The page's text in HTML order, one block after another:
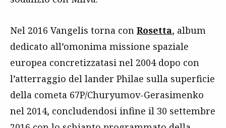
Nel 2016 Vangelis torna con Rosetta, album
dedicato all’omonima missione spaziale
europea concretizzatasi nel 2004 dopo con
l’atterraggio del lander Philae sulla superficie
della cometa 67P/Churyumov-Gerasimenko
nel 2014, concludendosi infine il 30 settembre